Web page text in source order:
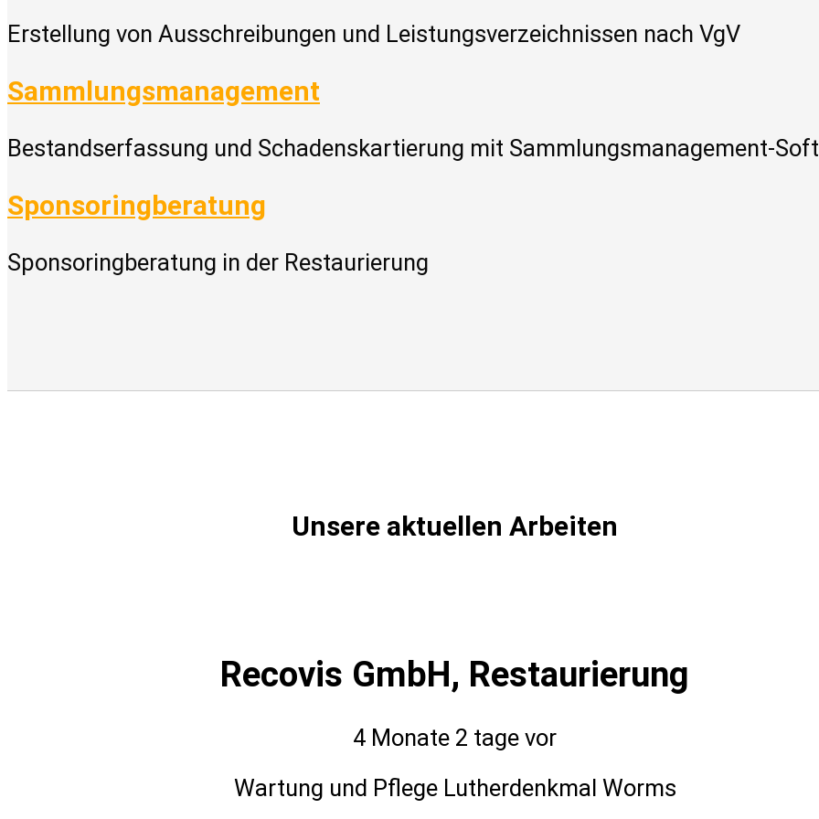
Erstellung von Ausschreibungen und Leistungsverzeichnissen nach VgV
Sammlungsmanagement
Bestandserfassung und Schadenskartierung mit Sammlungsmanagement-
Sponsoringberatung
Sponsoringberatung in der Restaurierung
Unsere aktuellen Arbeiten
Recovis GmbH, Restaurierung
4 Monate 2 tage vor
Wartung und Pflege Lutherdenkmal Worms